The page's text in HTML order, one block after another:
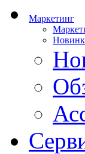
Маркетинг